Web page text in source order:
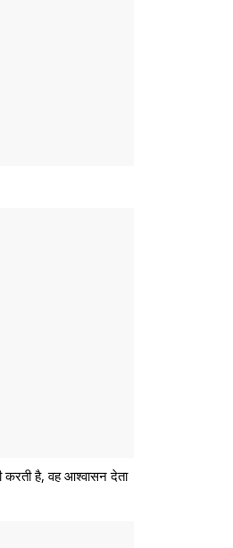
करती है, वह आश्वासन देता